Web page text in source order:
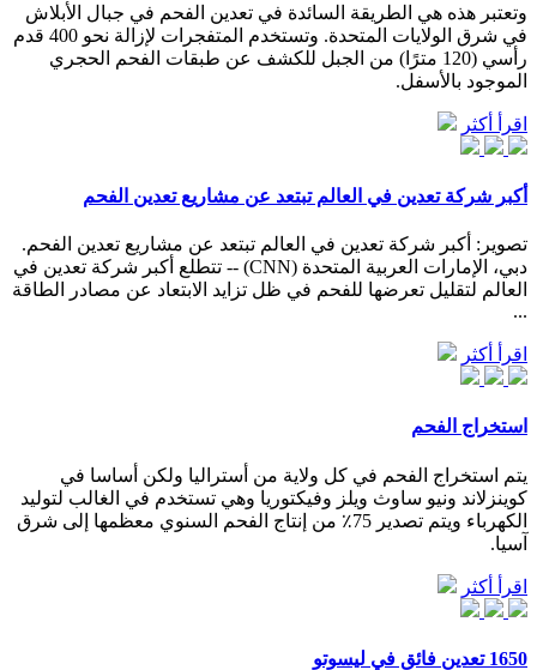
وتعتبر هذه هي الطريقة السائدة في تعدين الفحم في جبال الأبلاش
في شرق الولايات المتحدة. وتستخدم المتفجرات لإزالة نحو 400 قدم
رأسي (120 مترًا) من الجبل للكشف عن طبقات الفحم الحجري
الموجود بالأسفل.
اقرأ أكثر
أكبر شركة تعدين في العالم تبتعد عن مشاريع تعدين الفحم
تصوير: أكبر شركة تعدين في العالم تبتعد عن مشاريع تعدين الفحم.
دبي، الإمارات العربية المتحدة (CNN) -- تتطلع أكبر شركة تعدين في
العالم لتقليل تعرضها للفحم في ظل تزايد الابتعاد عن مصادر الطاقة
...
اقرأ أكثر
استخراج الفحم
يتم استخراج الفحم في كل ولاية من أستراليا ولكن أساسا في
كوينزلاند ونيو ساوث ويلز وفيكتوريا وهي تستخدم في الغالب لتوليد
الكهرباء ويتم تصدير 75٪ من إنتاج الفحم السنوي معظمها إلى شرق
آسيا.
اقرأ أكثر
1650 تعدين فائق في ليسوتو